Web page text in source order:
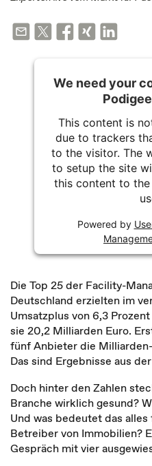
We need your
This content is
due to trackers
to the visitor. The
to setup the site
this content to
Powered by
Die Top 25 der Facility-
Deutschland erzielten im
Umsatzplus von 6,3
sie 20,2 Milliarden Euro.
fünf Anbieter die
Das sind Ergebnisse aus
Doch hinter den Zahlen
Branche wirklich gesund?
Und was bedeutet das
Betreiber von Immobilien?
Gespräch mit vier